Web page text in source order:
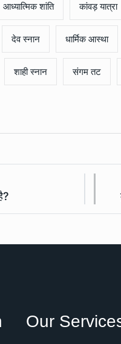
आध्यात्मिक शांति कांवड़ यात्रा
देव स्नान धार्मिक आस्था
शाही स्नान संगम तट
Our